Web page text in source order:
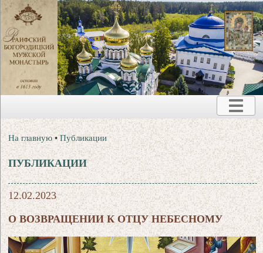
На главную •Публикации
ПУБЛИКАЦИИ
12.02.2023
О ВОЗВРАЩЕНИИ К ОТЦУ НЕБЕСНОМУ